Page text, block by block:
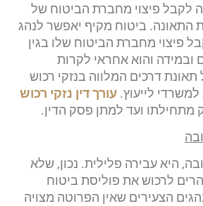
לקבל פיצוי מחברת הביטוח של
התאונה. ביטוח מקיף יאפשר לנהג
פיצוי מחברת הביטוח שלו בגין
ובמידה והוא אחראי לקרות
דרכים המלווה בנזקי רכוש
לייעוץ. עורךדין נזקי רכוש
מתחילתו ועד למתן פסק הדין.
היא עבירה פלילית. נכון, שלא
לרכוש את פוליסת ביטוח
הצעירים שאין הפרוטה מצויה